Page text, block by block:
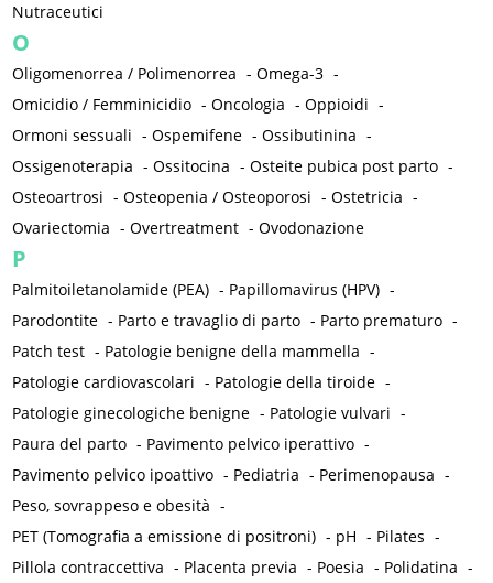
Nutraceutici
O
Oligomenorrea / Polimenorrea -Omega-3 -
Omicidio / Femminicidio -Oncologia -Oppioidi -
Ormoni sessuali -Ospemifene -Ossibutinina -
Ossigenoterapia -Ossitocina -Osteite pubica post parto -
Osteoartrosi -Osteopenia / Osteoporosi -Ostetricia -
Ovariectomia -Overtreatment -Ovodonazione
P
Palmitoiletanolamide (PEA) - Papillomavirus (HPV) -
Parodontite - Parto e travaglio di parto - Parto prematuro -
Patch test - Patologie benigne della mammella -
Patologie cardiovascolari - Patologie della tiroide -
Patologie ginecologiche benigne - Patologie vulvari -
Paura del parto - Pavimento pelvico iperattivo -
Pavimento pelvico ipoattivo - Pediatria - Perimenopausa -
Peso, sovrappeso e obesità -
PET (Tomografia a emissione di positroni) - pH - Pilates -
Pillola contraccettiva - Placenta previa - Poesia - Polidatina -